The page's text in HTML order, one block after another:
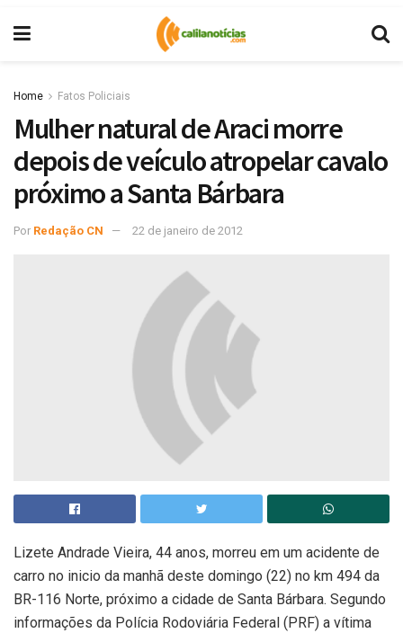
Home Fatos Policiais
Mulher natural de Araci morre
depois de veículo atropelar cavalo
próximo a Santa Bárbara
Por Redação CN 22 de janeiro de 2012
Lizete Andrade Vieira, 44 anos, morreu em um acidente de
carro no inicio da manhã deste domingo (22) no km 494 da
BR-116 Norte, próximo a cidade de Santa Bárbara. Segundo
informações da Polícia Rodoviária Federal (PRF) a vítima